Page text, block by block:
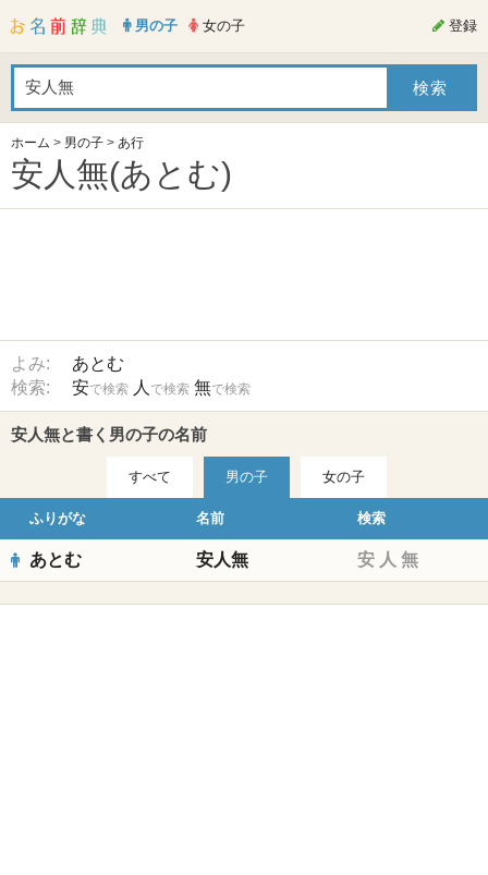
男の子 女の子 登録
ホーム > 男の子 > あ行
安人無(あとむ)
よみ:
あとむ
検索:
安で検索 人 で検索 無で検索
安人無と書く男の子の名前
すべて 男の子 女の子
ふりがな 名前 検索
あとむ 安人無 安 人 無